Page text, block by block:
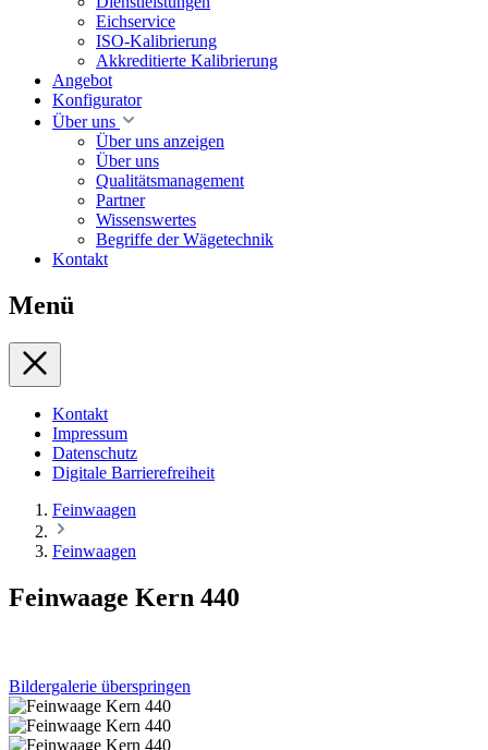
Eichservice
ISO-Kalibrierung
Akkreditierte Kalibrierung
Angebot
Konfigurator
Über uns
Über uns anzeigen
Über uns
Qualitätsmanagement
Partner
Wissenswertes
Begriffe der Wägetechnik
Kontakt
Menü
Kontakt
Impressum
Datenschutz
Digitale Barrierefreiheit
Feinwaagen
Feinwaagen
Feinwaage Kern 440
Bildergalerie überspringen